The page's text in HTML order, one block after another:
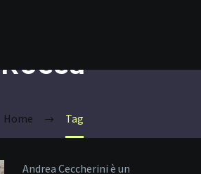
Rocca
Home Tag
Andrea Ceccherini è un